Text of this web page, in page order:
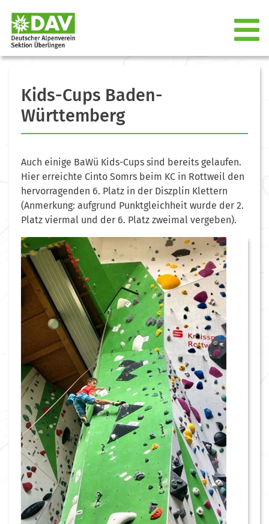
Kids-Cups Baden-
Württemberg
Auch einige BaWü Kids-Cups sind bereits gelaufen.
Hier erreichte Cinto Somrs beim KC in Rottweil den
hervorragenden 6. Platz in der Diszplin Klettern
(Anmerkung: aufgrund Punktgleichheit wurde der 2.
Platz viermal und der 6. Platz zweimal vergeben).